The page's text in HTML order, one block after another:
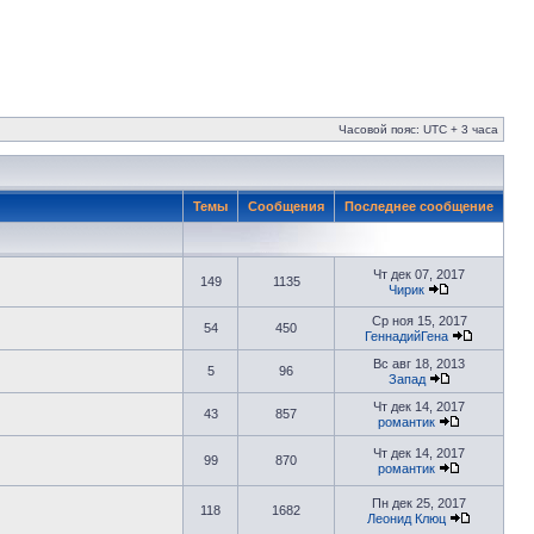
Часовой пояс: UTC + 3 часа
Темы Сообщения Последнее сообщение
149 1135
Чт дек 07, 2017
Чирик
54 450
Ср ноя 15, 2017
ГеннадийГена
5 96
Вс авг 18, 2013
Запад
43 857
Чт дек 14, 2017
романтик
99 870
Чт дек 14, 2017
романтик
118 1682
Пн дек 25, 2017
Леонид Клюц